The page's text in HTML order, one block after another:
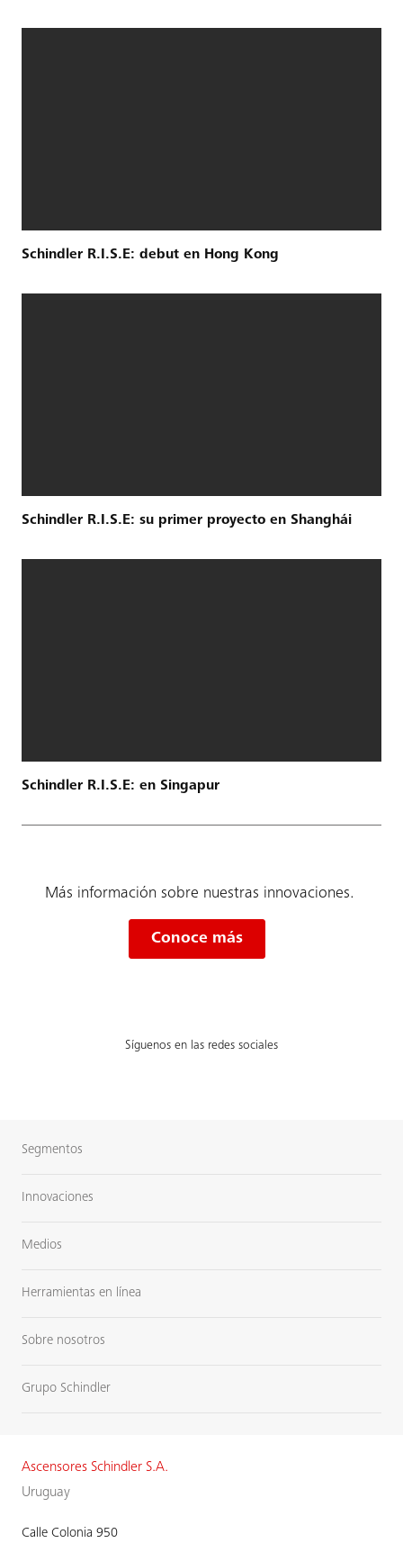
Schindler R.I.S.E: debut en Hong Kong
Schindler R.I.S.E: su primer proyecto en Shanghái
Schindler R.I.S.E: en Singapur
Más información sobre nuestras innovaciones.
Conoce más
Síguenos en las redes sociales
Segmentos
Innovaciones
Medios
Herramientas en línea
Sobre nosotros
Grupo Schindler
Ascensores Schindler S.A.
Uruguay
Calle Colonia 950